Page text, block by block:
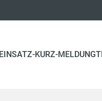
KURZ-MELDUNG